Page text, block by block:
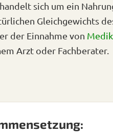
handelt sich um ein
Gleichgewichts
der Einnahme von
Arzt oder Fachberater.